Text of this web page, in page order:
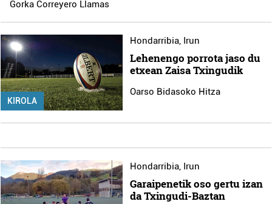
Gorka Correyero Llamas
KIROLA
Hondarribia, Irun
Lehenengo porrota jaso du
etxean Zaisa Txingudik
Oarso Bidasoko Hitza
Hondarribia, Irun
Garaipenetik oso gertu izan
da Txingudi-Baztan